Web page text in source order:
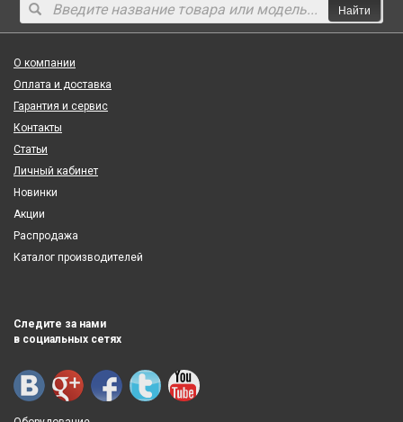
Найти
О компании
Оплата и доставка
Гарантия и сервис
Контакты
Статьи
Личный кабинет
Новинки
Акции
Распродажа
Каталог производителей
Следите за нами
в социальных сетях